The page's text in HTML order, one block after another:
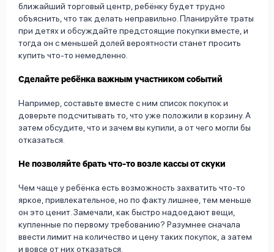
ближайший торговый центр, ребёнку будет трудно
объяснить, что так делать неправильно. Планируйте траты
при детях и обсуждайте предстоящие покупки вместе, и
тогда он с меньшей долей вероятности станет просить
купить что-то немедленно.
Сделайте ребёнка важным участником событий
Например, составьте вместе с ним список покупок и
доверьте подсчитывать то, что уже положили в корзину. А
затем обсудите, что и зачем вы купили, а от чего могли бы
отказаться.
Не позволяйте брать что-то возле кассы от скуки
Чем чаще у ребёнка есть возможность захватить что-то
яркое, привлекательное, но по факту лишнее, тем меньше
он это ценит. Замечали, как быстро надоедают вещи,
купленные по первому требованию? Разумнее сначала
ввести лимит на количество и цену таких покупок, а затем
и вовсе от них отказаться.